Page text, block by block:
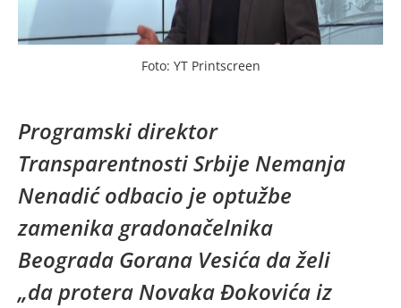
Foto: YT Printscreen
Programski direktor
Transparentnosti Srbije Nemanja
Nenadić odbacio je optužbe
zamenika gradonačelnika
Beograda Gorana Vesića da želi
„da protera Novaka Đokovića iz